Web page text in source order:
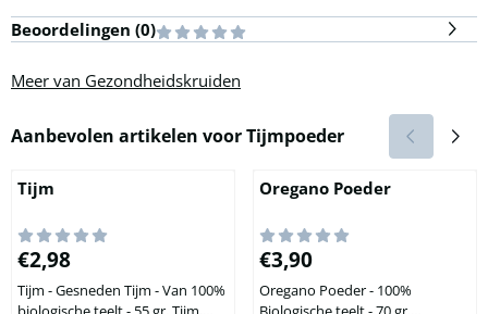
Beoordelingen (0)
Meer van Gezondheidskruiden
Aanbevolen artikelen voorTijmpoeder
Tijm
Prijs: 2,98
€2,98
Tijm - Gesneden Tijm - Van 100%
Oregano Poeder
Prijs: 3,90
€3,90
Oregano Poeder - 100%